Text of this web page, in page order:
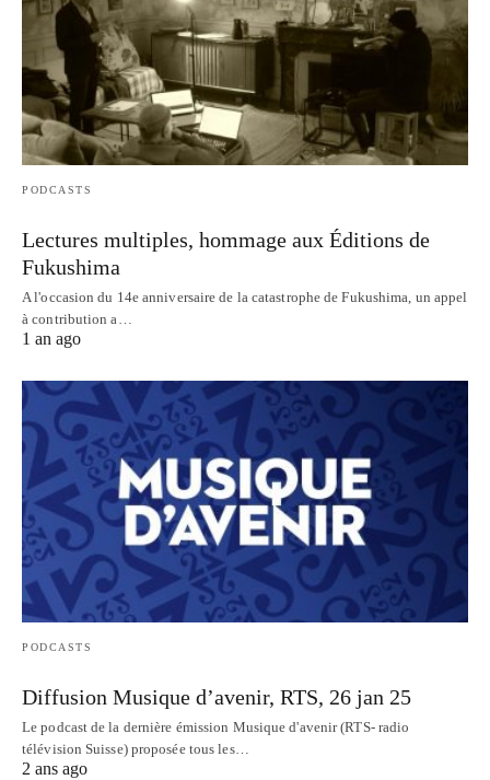
PODCASTS
Lectures multiples, hommage aux Éditions de
Fukushima
A l'occasion du 14e anniversaire de la catastrophe de Fukushima, un appel
à contribution a…
1 an ago
PODCASTS
Diffusion Musique d’avenir, RTS, 26 jan 25
Le podcast de la dernière émission Musique d'avenir (RTS- radio
télévision Suisse) proposée tous les…
2 ans ago